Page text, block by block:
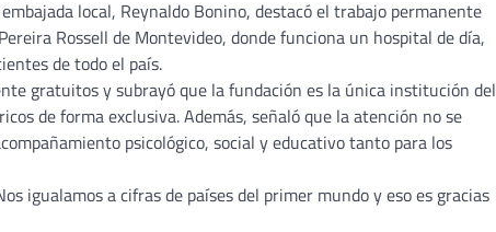
local, Reynaldo Bonino, destacó el trabajo permanente
Rossell de Montevideo, donde funciona un hospital de día,
de todo el país.
gratuitos y subrayó que la fundación es la única institución del
de forma exclusiva. Además, señaló que la atención no se
psicológico, social y educativo tanto para los
igualamos a cifras de países del primer mundo y eso es gracias